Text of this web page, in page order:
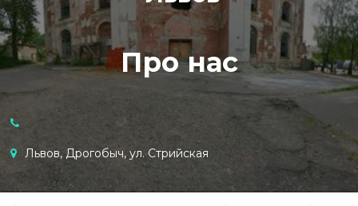
Про нас
Львов, Дрогобыч, ул. Стрийская